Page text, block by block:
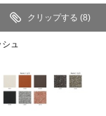
クリップする (8)
ュ